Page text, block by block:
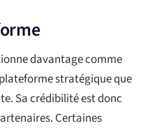
davantage comme
stratégique que
Sa crédibilité est donc
Certaines